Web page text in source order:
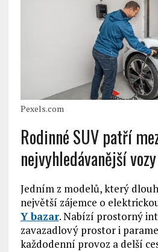
Pexels.com
Rodinné SUV patří
nejvyhledávanější vozy
Jedním z modelů, který
největší zájemce o
Y bazar. Nabízí prostorný
zavazadlový prostor i
každodenní provoz a delší